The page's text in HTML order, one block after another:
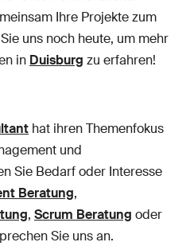
Ihre Projekte zum
uns noch heute, um mehr
in Duisburg zu erfahren!
hat ihren Themenfokus
und
Sie Bedarf oder Interesse
Beratung,
, Scrum Beratung oder
Sie uns an.